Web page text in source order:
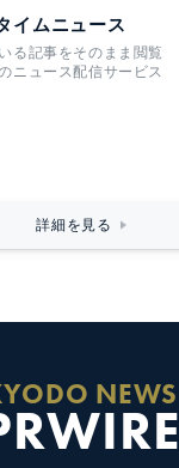
イムニュース
る記事をそのまま閲覧
ニュース配信サービス
詳細を見る
NEWS